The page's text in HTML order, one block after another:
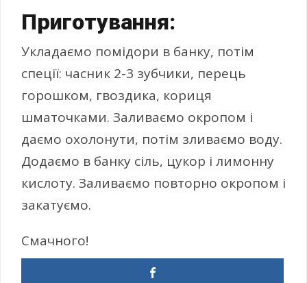
Приготування:
Укладаємо помідори в банку, потім
спеції: часник 2-3 зубчики, перець
горошком, гвоздика, кориця
шматочками. Заливаємо окропом і
даємо охолонути, потім зливаємо воду.
Додаємо в банку сіль, цукор і лимонну
кислоту. Заливаємо повторно окропом і
закатуємо.
Смачного!